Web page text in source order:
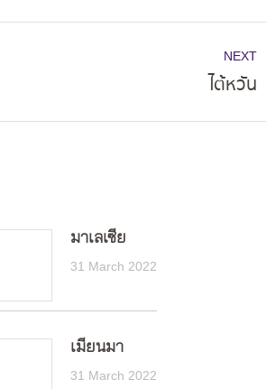
NEXT
ไต้หวัน
มาเลเซีย
31 March 2022
เมียนมา
31 March 2022